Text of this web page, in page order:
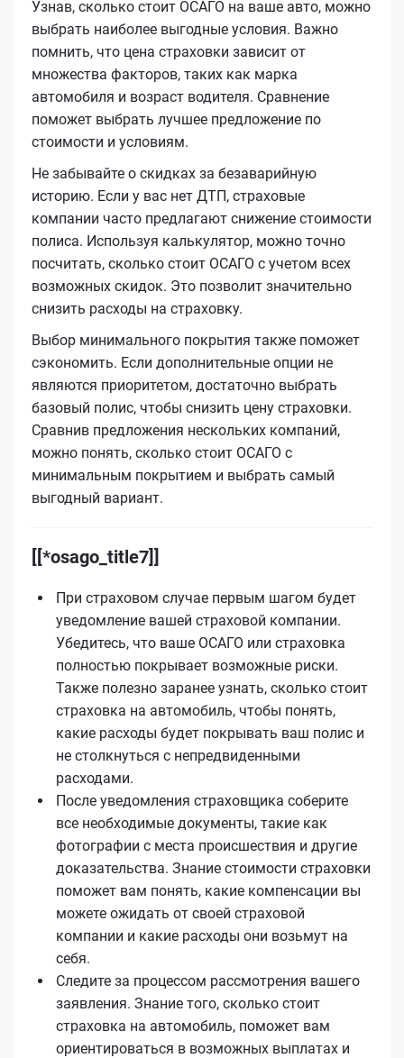
Узнав, сколько стоит ОСАГО на ваше авто, можно
выбрать наиболее выгодные условия. Важно
помнить, что цена страховки зависит от
множества факторов, таких как марка
автомобиля и возраст водителя. Сравнение
поможет выбрать лучшее предложение по
стоимости и условиям.
Не забывайте о скидках за безаварийную
историю. Если у вас нет ДТП, страховые
компании часто предлагают снижение стоимости
полиса. Используя калькулятор, можно точно
посчитать, сколько стоит ОСАГО с учетом всех
возможных скидок. Это позволит значительно
снизить расходы на страховку.
Выбор минимального покрытия также поможет
сэкономить. Если дополнительные опции не
являются приоритетом, достаточно выбрать
базовый полис, чтобы снизить цену страховки.
Сравнив предложения нескольких компаний,
можно понять, сколько стоит ОСАГО с
минимальным покрытием и выбрать самый
выгодный вариант.
[[*osago_title7]]
При страховом случае первым шагом будет
уведомление вашей страховой компании.
Убедитесь, что ваше ОСАГО или страховка
полностью покрывает возможные риски.
Также полезно заранее узнать, сколько стоит
страховка на автомобиль, чтобы понять,
какие расходы будет покрывать ваш полис и
не столкнуться с непредвиденными
расходами.
После уведомления страховщика соберите
все необходимые документы, такие как
фотографии с места происшествия и другие
доказательства. Знание стоимости страховки
поможет вам понять, какие компенсации вы
можете ожидать от своей страховой
компании и какие расходы они возьмут на
себя.
Следите за процессом рассмотрения вашего
заявления. Знание того, сколько стоит
страховка на автомобиль, поможет вам
ориентироваться в возможных выплатах и